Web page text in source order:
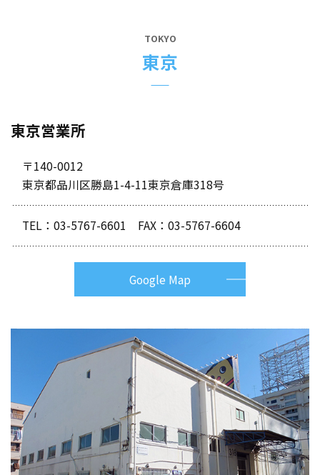
TOKYO
東京
東京営業所
〒140-0012
東京都品川区勝島1-4-11東京倉庫318号
TEL： 03-5767-6601 FAX：03-5767-6604
Google Map